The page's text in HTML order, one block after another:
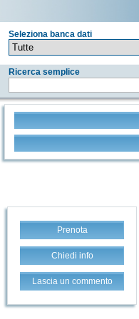
Seleziona banca dati
Ricerca semplice
Prenota
Chiedi info
Lascia un commento